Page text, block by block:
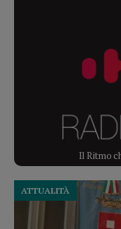
Il Ritmo
ATTUALITÀ